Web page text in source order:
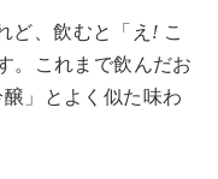
ど、飲むと「え ! こ
。これまで飲んだお
」とよく似た味わ